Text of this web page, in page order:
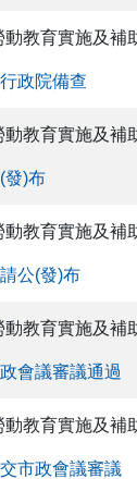
教育實施及補
政院備查
教育實施及補
發)布
教育實施及補
公(發)布
教育實施及補
會議審議通過
教育實施及補
市政會議審議